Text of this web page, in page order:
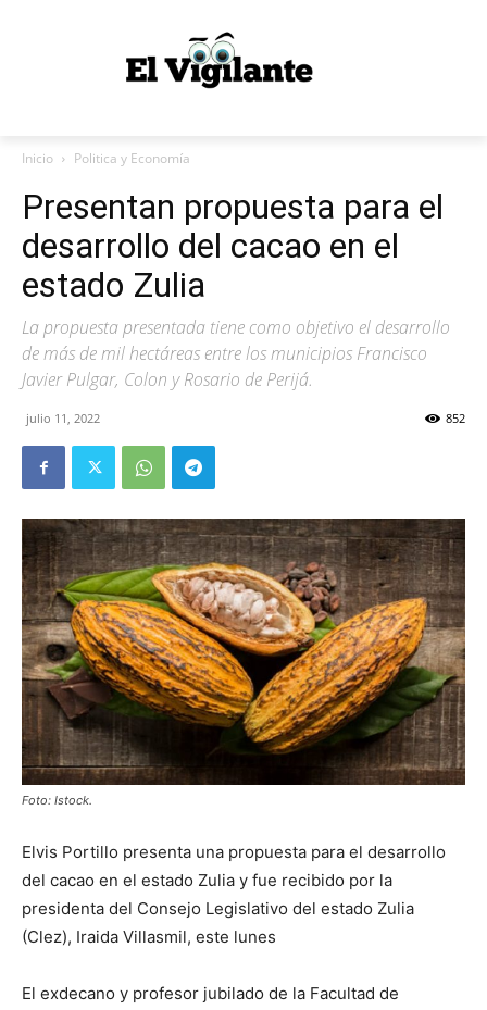
Inicio Politica y Economía
Presentan propuesta para el
desarrollo del cacao en el
estado Zulia
La propuesta presentada tiene como objetivo el desarrollo
de más de mil hectáreas entre los municipios Francisco
Javier Pulgar, Colon y Rosario de Perijá.
julio 11, 2022 852
Foto: Istock.
Elvis Portillo presenta una propuesta para el desarrollo
del cacao en el estado Zulia y fue recibido por la
presidenta del Consejo Legislativo del estado Zulia
(Clez), Iraida Villasmil, este lunes
El exdecano y profesor jubilado de la Facultad de